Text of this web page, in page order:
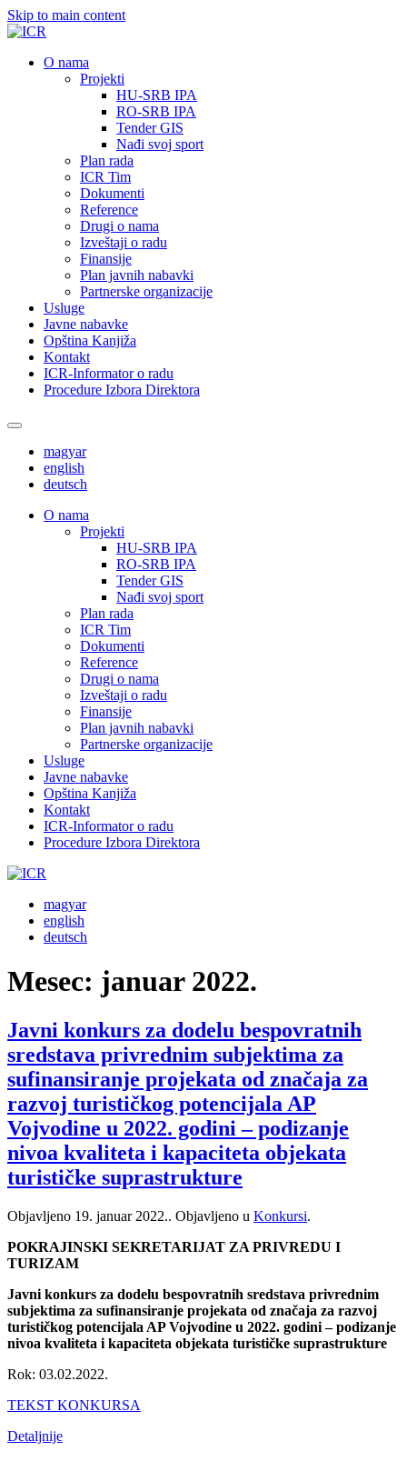
Skip to main content
О nama
Projekti
HU-SRB IPA
RO-SRB IPA
Tender GIS
Nađi svoj sport
Plan rada
ICR Tim
Dokumenti
Reference
Drugi o nama
Izveštaji o radu
Finansije
Plan javnih nabavki
Partnerske organizacije
Usluge
Javne nabavke
Opština Kanjiža
Kontakt
ICR-Informator o radu
Procedure Izbora Direktora
magyar
english
deutsch
О nama
Projekti
HU-SRB IPA
RO-SRB IPA
Tender GIS
Nađi svoj sport
Plan rada
ICR Tim
Dokumenti
Reference
Drugi o nama
Izveštaji o radu
Finansije
Plan javnih nabavki
Partnerske organizacije
Usluge
Javne nabavke
Opština Kanjiža
Kontakt
ICR-Informator o radu
Procedure Izbora Direktora
magyar
english
deutsch
Mesec: januar 2022.
Javni konkurs za dodelu bespovratnih
sredstava privrednim subjektima za
sufinansiranje projekata od značaja za
razvoj turističkog potencijala AP
Vojvodine u 2022. godini – podizanje
nivoa kvaliteta i kapaciteta objekata
turističke suprastrukture
Objavljeno 19. januar 2022.. Objavljeno u Konkursi.
POKRAJINSKI SEKRETARIJAT ZA PRIVREDU I
TURIZAM
Javni konkurs za dodelu bespovratnih sredstava privrednim
subjektima za sufinansiranje projekata od značaja za razvoj
turističkog potencijala AP Vojvodine u 2022. godini – podizanje
nivoa kvaliteta i kapaciteta objekata turističke suprastrukture
Rok: 03.02.2022.
TEKST KONKURSA
Detaljnije